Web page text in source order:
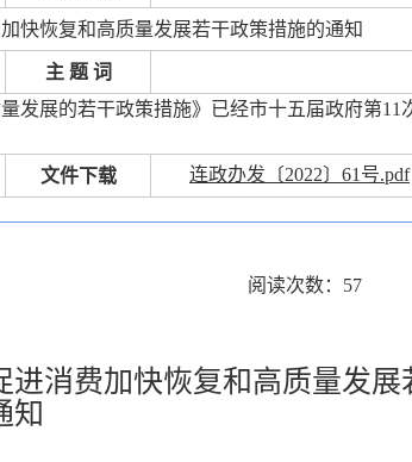
快恢复和高质量发展若干政策措施的通知
主 题 词
发展的若干政策措施》已经市十五届政府第11
文件下载 连政办发〔2022〕61号.pdf
阅读次数： 57
消费加快恢复和高质量发展
知